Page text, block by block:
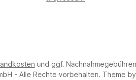
und ggf.
- Alle Rechte vorbehalten. Theme by